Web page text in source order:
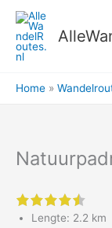
naar
inhoud
Home
Lengte: 2.2 km